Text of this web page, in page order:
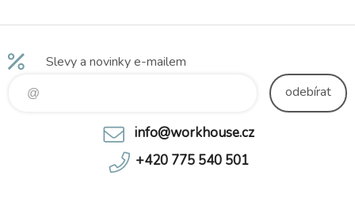
Slevy a novinky e-mailem
odebírat
info@workhouse.cz
+420 775 540 501